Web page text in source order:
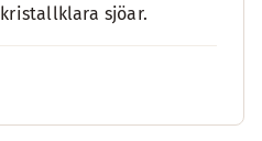
sjöar.